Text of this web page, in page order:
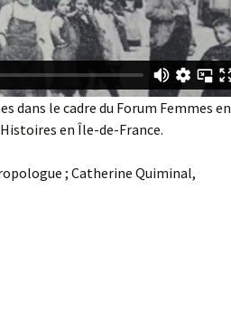
dans le cadre du Forum Femmes en
en Île-de-France.
; Catherine Quiminal,